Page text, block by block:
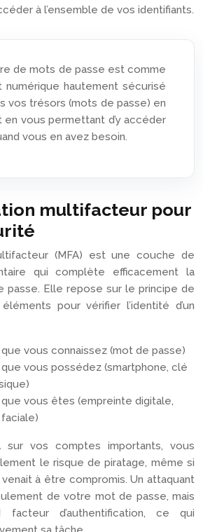
à l’ensemble de vos identifiants.
de mots de passe est comme
hautement sécurisé
vos trésors (mots de passe) en
vous permettant d’y accéder
vous en avez besoin.
multifacteur pour
(MFA) est une couche de
qui complète efficacement la
passe. Elle repose sur le principe de
pour vérifier l’identité d’un
vous connaissez (mot de passe)
vous possédez (smartphone, clé
vous êtes (empreinte digitale,
sur vos comptes importants, vous
le risque de piratage, même si
à être compromis. Un attaquant
de votre mot de passe, mais
facteur d’authentification, ce qui